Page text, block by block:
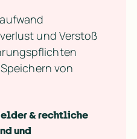
und Verstoß
von
& rechtliche
und